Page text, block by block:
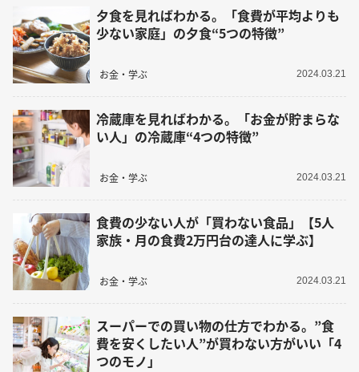
夕食を見ればわかる。「食費が平均よりも
少ない家庭」の夕食“5つの特徴”
お金・学ぶ 2024.03.21
冷蔵庫を見ればわかる。「お金が貯まらな
い人」の冷蔵庫“4つの特徴”
お金・学ぶ 2024.03.21
食費の少ない人が「買わない食品」【5人
家族・月の食費2万円台の達人に学ぶ】
お金・学ぶ 2024.03.21
スーパーでの買い物の仕方でわかる。”食
費を安くしたい人”が買わない方がいい「4
つのモノ」